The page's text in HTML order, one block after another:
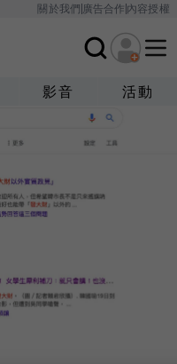
關於我們廣告合作內容授權
影音 活動